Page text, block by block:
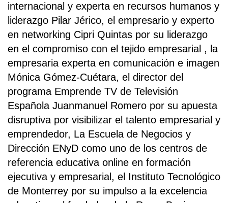
internacional y experta en recursos humanos y
liderazgo Pilar Jérico, el empresario y experto
en networking Cipri Quintas por su liderazgo
en el compromiso con el tejido empresarial , la
empresaria experta en comunicación e imagen
Mónica Gómez-Cuétara, el director del
programa Emprende TV de Televisión
Española Juanmanuel Romero por su apuesta
disruptiva por visibilizar el talento empresarial y
emprendedor, La Escuela de Negocios y
Dirección ENyD como uno de los centros de
referencia educativa online en formación
ejecutiva y empresarial, el Instituto Tecnológico
de Monterrey por su impulso a la excelencia